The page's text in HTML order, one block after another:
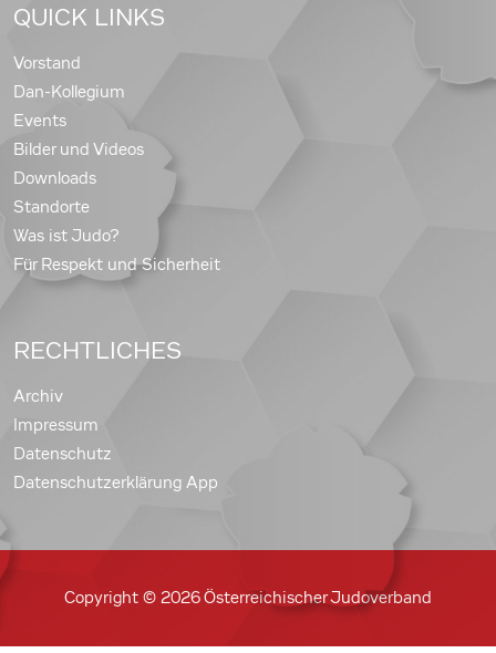
QUICK LINKS
Vorstand
Dan-Kollegium
Events
Bilder und Videos
Downloads
Standorte
Was ist Judo?
Für Respekt und Sicherheit
RECHTLICHES
Archiv
Impressum
Datenschutz
Datenschutzerklärung App
Copyright © 2026 Österreichischer Judoverband